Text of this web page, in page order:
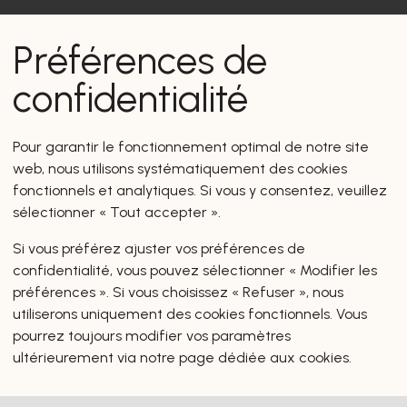
vous intéresseront
Préférences de
confidentialité
Pour garantir le fonctionnement optimal de notre site
web, nous utilisons systématiquement des cookies
fonctionnels et analytiques. Si vous y consentez, veuillez
sélectionner « Tout accepter ».
Si vous préférez ajuster vos préférences de
confidentialité, vous pouvez sélectionner « Modifier les
préférences ». Si vous choisissez « Refuser », nous
utiliserons uniquement des cookies fonctionnels. Vous
pourrez toujours modifier vos paramètres
ultérieurement via notre page dédiée aux cookies.